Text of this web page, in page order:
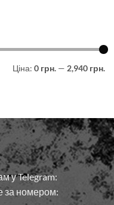
Ціна: 0 грн. — 2,940 грн.
у Telegram:
за номером: